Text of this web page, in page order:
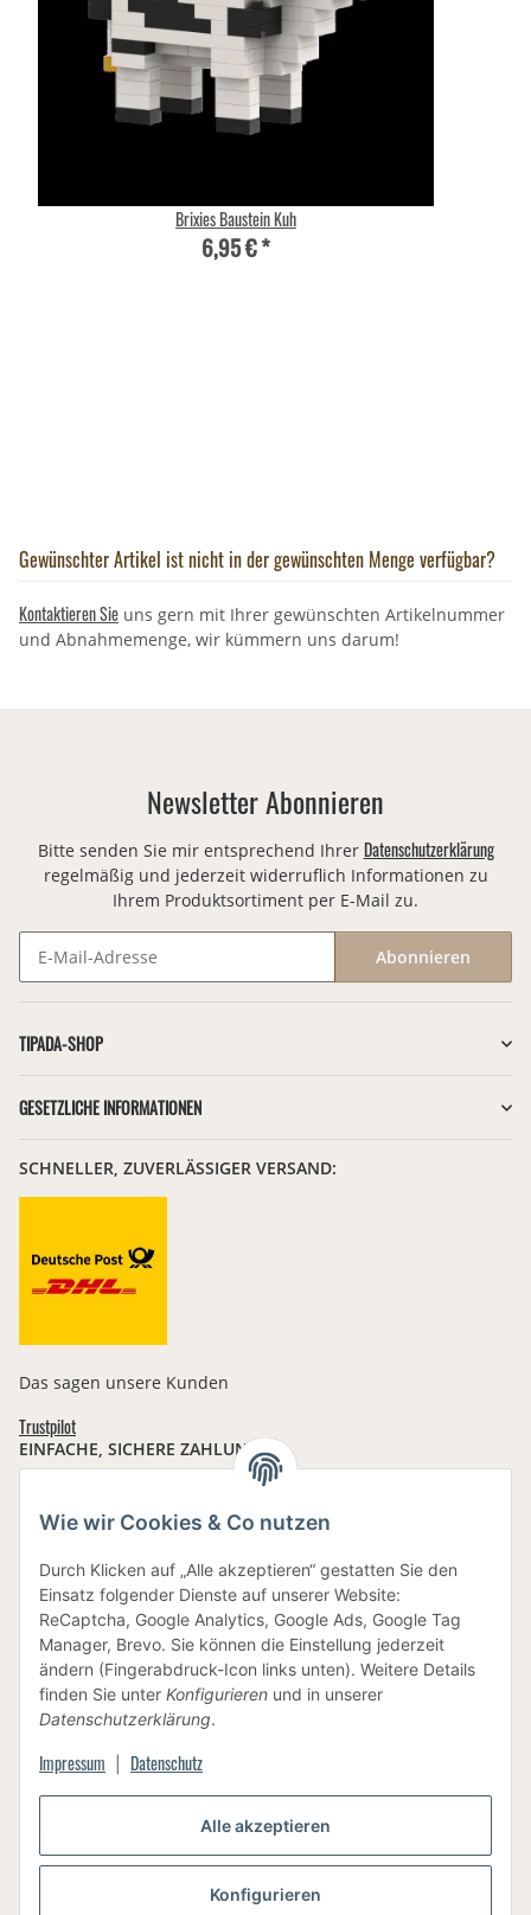
Alle akzeptieren
Konfigurieren
Wie wir Cookies & Co nutzen
Durch Klicken auf „Alle akzeptieren“ gestatten Sie den
Einsatz folgender Dienste auf unserer Website:
ReCaptcha, Google Analytics, Google Ads, Google Tag
Manager, Brevo. Sie können die Einstellung jederzeit
ändern (Fingerabdruck-Icon links unten). Weitere Details
finden Sie unter Konfigurieren und in unserer
Datenschutzerklärung.
Impressum Datenschutz
Brixies Baustein Kuh
6,95 €*
Gewünschter Artikel ist nicht in der gewünschten Menge verfügbar?
Kontaktieren Sie uns gern mit Ihrer gewünschten Artikelnummer
und Abnahmemenge, wir kümmern uns darum!
Newsletter Abonnieren
Bitte senden Sie mir entsprechend Ihrer Datenschutzerklärung
regelmäßig und jederzeit widerruflich Informationen zu
Ihrem Produktsortiment per E-Mail zu.
Abonnieren
TIPADA-SHOP
GESETZLICHE INFORMATIONEN
SCHNELLER, ZUVERLÄSSIGER VERSAND:
Das sagen unsere Kunden
Trustpilot
EINFACHE, SICHERE ZAHLUNG:
IHRE DATEN SIND SICHER
Vertrag widerrufen